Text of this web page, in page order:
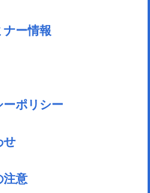
ー情報
ポリシー
せ
注意